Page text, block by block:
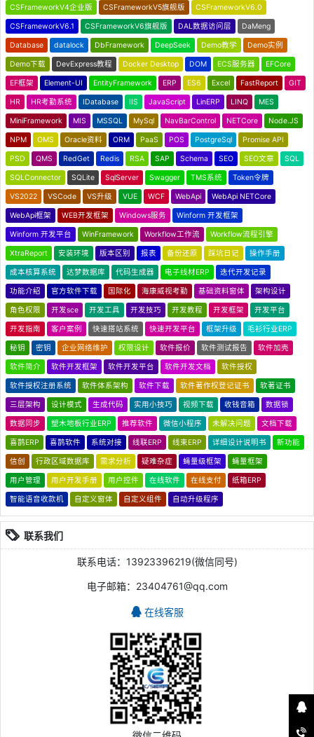
CSFrameworkV4企业版 CSFrameworkV5旗舰版 CSFrameworkV6.0
CSFrameworkV6.1 CSFrameworkV6旗舰版 DAL数据访问层 DaMeng
Database datalock DbFramework DeepSeek Demo教学 Demo实例
Demo下载 DevExpress教程 Docker Desktop DOM ECS服务器 EFCore
EF框架 Element-UI EntityFramework ERP ES6 Excel FastReport GIT
HR HR考勤系统 IDatabase IIS JavaScript LinERP LINQ MES
MiniFramework MIS MSSQL MySql NavBarControl NETCore Node.JS
NPM OMS Oracle资料 ORM PaaS POS PostgreSql Promise API
PSD QMS RedGet Redis RSA SAP Schema SEO SEO文章 SQL
SQLConnector SQLite SqlServer Swagger TMS系统 Token令牌
VS2022 VSCode VS升级 VUE WCF WebApi WebApi NETCore
WebApi框架 WEB开发框架 Windows服务 Winform 开发框架
Winform 开发平台 WinFramework Workflow工作流 Workflow流程引擎
XtraReport 安装环境 版本区别 报表 备份还原 踩坑日记 操作手册
成本核算系统 达梦数据库 代码生成器 电子线材ERP 迭代开发记录
功能介绍 官方软件下载 国际化 海康威视考勤 基础资料窗体 架构设计
角色权限 开发sce 开发工具 开发技巧 开发教程 开发框架 开发平台
开发指南 客户案例 快速搭站系统 快速开发平台 框架升级 毛衫行业ERP
秘钥 密钥 企业网络维护 权限设计 软件报价 软件测试报告 软件加壳
软件简介 软件开发框架 软件开发平台 软件开发文档 软件授权
软件授权注册系统 软件体系架构 软件下载 软件著作权登记证书 软著证书
三层架构 设计模式 生成代码 实用小技巧 视频下载 收钱音箱 数据锁
数据同步 塑木地板行业ERP 推荐软件 微信小程序 未解决问题 文档下载
喜鹊ERP 喜鹊软件 系统对接 线联ERP 线束ERP 详细设计说明书 新功能
信创 行政区域数据库 需求分析 疑难杂症 蝇量级框架 蝇量框架
用户管理 用户开发手册 用户控件 在线软件 在线支付 纸箱ERP
智能语音收款机 自定义窗体 自定义组件 自动升级程序
联系我们
联系电话：13923396219(微信同号)
电子邮箱：23404761@qq.com
在线客服